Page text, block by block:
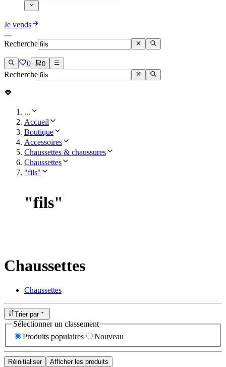
Je vends
Recherche
0 0
Recherche
...
Accueil
Boutique
Accessoires
Chaussettes & chaussures
Chaussettes
"fils"
"fils"
Chaussettes
Chaussettes
Trier par
Sélectionner un classement
Produits populaires
Nouveau
Réinitialiser
Afficher les produits